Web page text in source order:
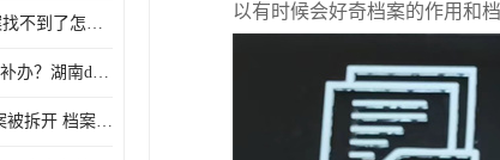
单位调档，档案找不到了怎么办？
dangan丢失怎样补办？湖南dangan丢失补办流程介绍！
档案在手里 档案被拆开 档案补办 档案问题一站式服务
以有时候会好奇档案的作用和